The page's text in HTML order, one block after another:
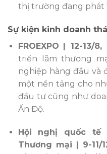
thị trường đang phát
Sự kiện kinh doanh
FROEXPO | 12-13/
triển lãm thương
nghiệp hàng đầu và
một nền tảng cho
đầu tư cũng như
Ấn Độ.
Hội nghị quốc tế
Thương mại | 9-11/